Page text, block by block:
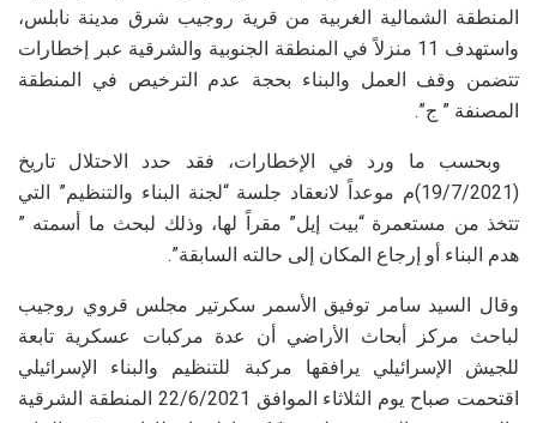
المنطقة الشمالية الغربية من قرية روجيب شرق مدينة نابلس،
واستهدف 11 منزلاً في المنطقة الجنوبية والشرقية عبر إخطارات
تتضمن وقف العمل والبناء بحجة عدم الترخيص في المنطقة
المصنفة ” ج”.
وبحسب ما ورد في الإخطارات، فقد حدد الاحتلال تاريخ
(19/7/2021)م موعداً لانعقاد جلسة “لجنة البناء والتنظيم” التي
تتخذ من مستعمرة “بيت إيل” مقراً لها، وذلك لبحث ما أسمته ”
هدم البناء أو إرجاع المكان إلى حالته السابقة”.
وقال السيد سامر توفيق الأسمر سكرتير مجلس قروي روجيب
لباحث مركز أبحاث الأراضي أن عدة مركبات عسكرية تابعة
للجيش الإسرائيلي يرافقها مركبة للتنظيم والبناء الإسرائيلي
اقتحمت صباح يوم الثلاثاء الموافق 22/6/2021 المنطقة الشرقية